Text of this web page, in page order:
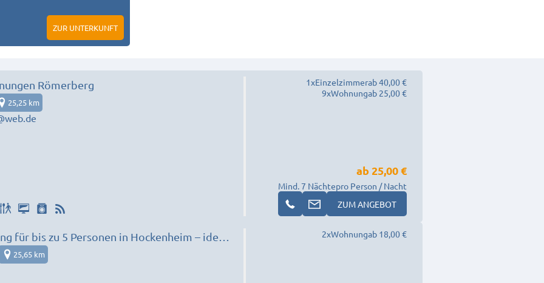
ZUR UNTERKUNFT
Römerberg
25,25 km
1xEinzelzimmerab 40,00 €
9xWohnungab 25,00 €
Mind. 7 Nächte
ab 25,00 €
pro Person / Nacht
ZUM ANGEBOT
für bis zu 5 Personen in Hockenheim – ideal
25,65 km
2xWohnungab 18,00 €